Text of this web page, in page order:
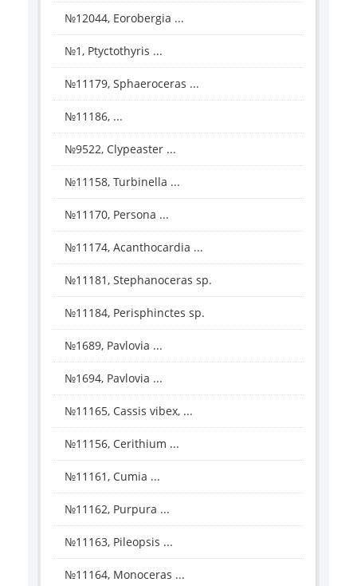
№12044, Eorobergia ...
№1, Ptyctothyris ...
№11179, Sphaeroceras ...
№11186, ...
№9522, Clypeaster ...
№11158, Turbinella ...
№11170, Persona ...
№11174, Acanthocardia ...
№11181, Stephanoceras sp.
№11184, Perisphinctes sp.
№1689, Pavlovia ...
№1694, Pavlovia ...
№11165, Cassis vibex, ...
№11156, Cerithium ...
№11161, Cumia ...
№11162, Purpura ...
№11163, Pileopsis ...
№11164, Monoceras ...